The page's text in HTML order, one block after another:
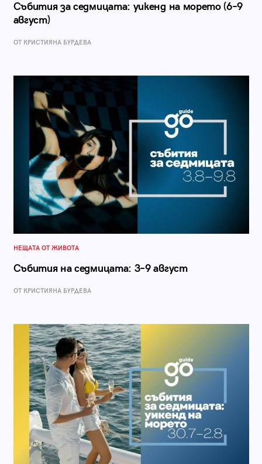
Събития за седмицата: уикенд на морето (6–9
август)
ОТ КРИСТИЯНА БУРДЕВА
НЕЩАТА ОТ ЖИВОТА
Събития на седмицата: 3–9 август
ОТ КРИСТИЯНА БУРДЕВА